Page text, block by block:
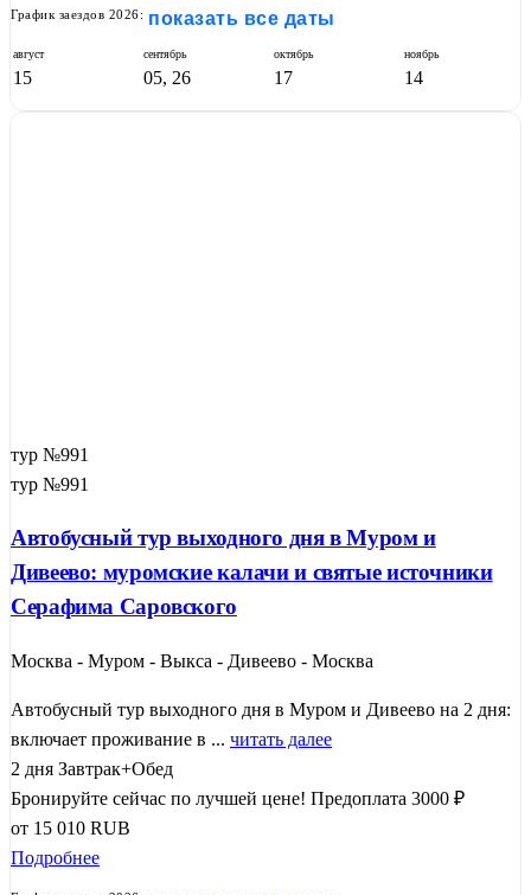
График заездов 2026: показать все даты
август
15
сентябрь
05, 26
октябрь
17
ноябрь
14
тур №991
тур №991
Автобусный тур выходного дня в Муром и
Дивеево: муромские калачи и святые источники
Серафима Саровского
Москва - Муром - Выкса - Дивеево - Москва
Автобусный тур выходного дня в Муром и Дивеево на 2 дня:
включает проживание в ... читать далее
2 дня Завтрак+Обед
Бронируйте сейчас по лучшей цене! Предоплата 3000 ₽
от 15 010 RUB
Подробнее